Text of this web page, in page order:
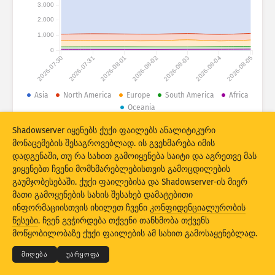
შეტევის სტატისტიკა: მოწყობილობები
ქვეყნები
მონაცემთა კომპლექტი
ზღვარი
დააჯგუფეთ
ქვეყანა ტეგი
Stacking სტეკში განთავსებული გადაფარვა
ავტომატური განახლების შედეგები
განახლება
საწყის პარამეტრებზე
დაბრუნება
PNG-ს სახით ჩამოტვირთვა
2026-07-30 2026-07-31 2026-08-01 2026-08-02 2026-08-03 2026-08-04 2026-08-05
0
1,000
2,000
3,000
Asia North America Europe South America
Africa
Oceania
© 2026 The Shadowserver Foundation
© 2026THE SHADOWSERVER FOUNDATION
კონფიდენციალურობა და პირობები
დაგვიკავშირდით
კრედიტები
Shadowserver იყენებს ქუქი ფაილებს ანალიტიკური
მონაცემების შესაგროვებლად. ის გვეხმარება იმის
დადგენაში, თუ რა სახით გამოიყენება საიტი და აგრეთვე მას
ვიყენებთ ჩვენი მომხმარებლებისთვის გამოცდილების
გაუმჯობესებაში. ქუქი ფაილებისა და Shadowserver-ის მიერ
მათი გამოყენების სახის შესახებ დამატებითი
ინფორმაციისთვის იხილეთ ჩვენი კონფიდენციალურობის
წესები. ჩვენ გვჭირდება თქვენი თანხმობა თქვენს
მოწყობილობაზე ქუქი ფაილების ამ სახით გამოსაყენებლად.
მიღება უარყოფა